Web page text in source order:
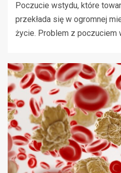
Poczucie wstydu, które
przekłada się w ogromnej
życie. Problem z poczuciem